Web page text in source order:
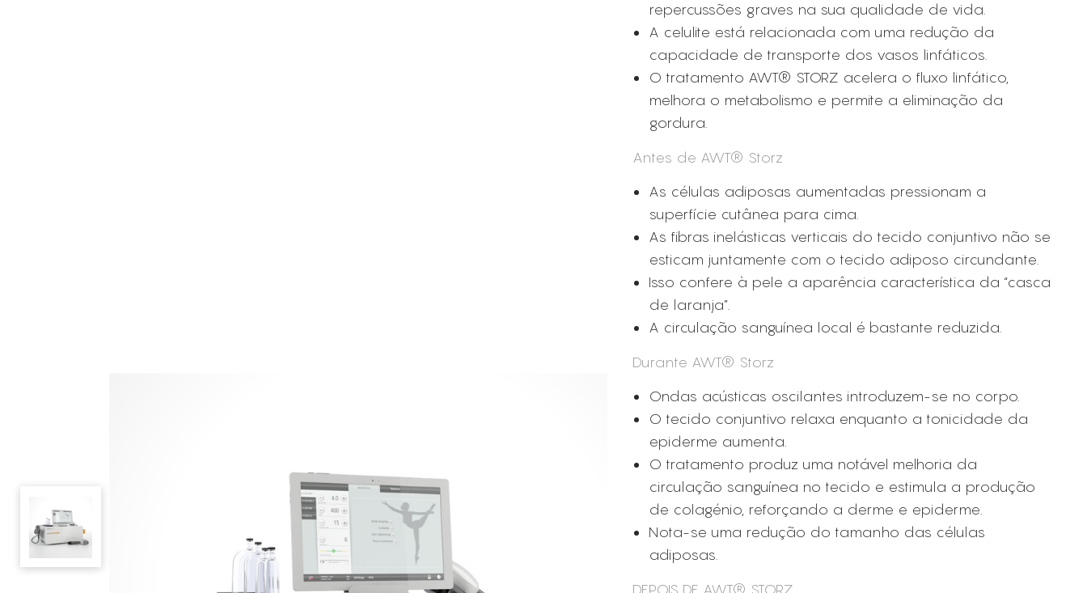
repercussões graves na sua qualidade de vida.
A celulite está relacionada com uma redução da
capacidade de transporte dos vasos linfáticos.
O tratamento AWT® STORZ acelera o fluxo linfático,
melhora o metabolismo e permite a eliminação da
gordura.
Antes de AWT® Storz
As células adiposas aumentadas pressionam a
superfície cutânea para cima.
As fibras inelásticas verticais do tecido conjuntivo não se
esticam juntamente com o tecido adiposo circundante.
Isso confere à pele a aparência característica da “casca
de laranja”.
A circulação sanguínea local é bastante reduzida.
Durante AWT® Storz
Ondas acústicas oscilantes introduzem-se no corpo.
O tecido conjuntivo relaxa enquanto a tonicidade da
epiderme aumenta.
O tratamento produz uma notável melhoria da
circulação sanguínea no tecido e estimula a produção
de colagénio, reforçando a derme e epiderme.
Nota-se uma redução do tamanho das células
adiposas.
DEPOIS DE AWT® STORZ